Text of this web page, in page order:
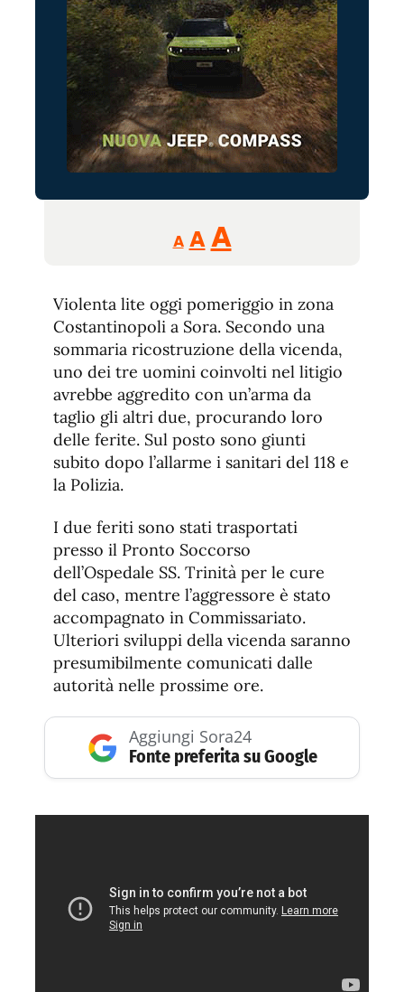
A
Reducir
tamaño
A Restablecer
fuente
AAumentar
de
fuente.
Violenta lite oggi pomeriggio in zona
Costantinopoli a Sora. Secondo una
sommaria ricostruzione della vicenda,
uno dei tre uomini coinvolti nel litigio
avrebbe aggredito con un’arma da
taglio gli altri due, procurando loro
delle ferite. Sul posto sono giunti
subito dopo l’allarme i sanitari del 118 e
la Polizia.
I due feriti sono stati trasportati
presso il Pronto Soccorso
dell’Ospedale SS. Trinità per le cure
del caso, mentre l’aggressore è stato
accompagnato in Commissariato.
Ulteriori sviluppi della vicenda saranno
presumibilmente comunicati dalle
autorità nelle prossime ore.
Aggiungi Sora24
Fonte preferita su Google